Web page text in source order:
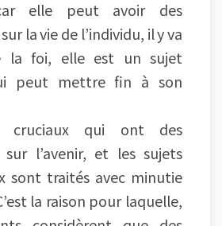
elle peut avoir des
la vie de l’individu, il y va
la foi, elle est un sujet
peut mettre fin à son
cruciaux qui ont des
sur l’avenir, et les sujets
sont traités avec minutie
la raison pour laquelle,